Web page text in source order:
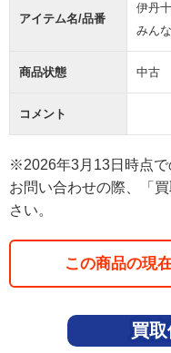
アイテム名/品番
伊丹
みん
商品状態 中古
コメント
※2026年3月13日時点で
お問い合わせの際、「
さい。
この商品の現
買